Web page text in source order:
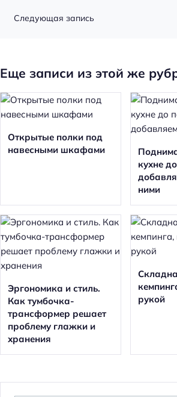
Следующая запись
Еще записи из этой же
Открытые полки под
навесными шкафами
кухне
ними
Эргономика и стиль.
Как тумбочка-
трансформер решает
проблему глажки и
хранения
рукой